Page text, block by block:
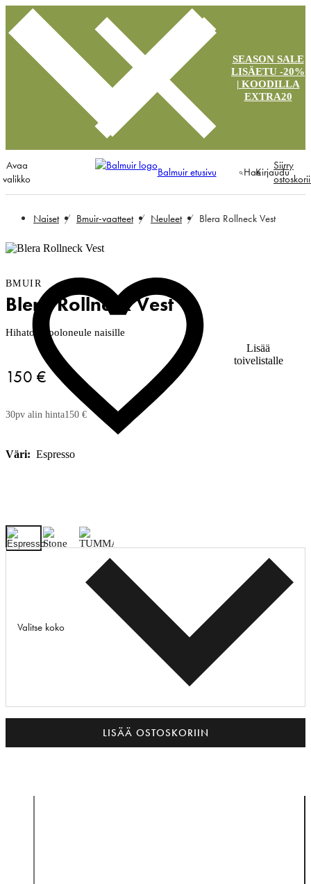
SEASON SALE
LISÄETU -20%
| KOODILLA
EXTRA20
Avaa
valikko
Balmuir etusivu HaeKirjaudu
Siirry
Naiset Bmuir-vaatteet Neuleet Blera Rollneck Vest
Lisää
toivelistalle
BMUIR
Blera Rollneck Vest
Hihaton pooloneule naisille
150 €
30pv alin hinta150 €
Väri: Espresso
Valitse koko
LISÄÄ OSTOSKORIIN